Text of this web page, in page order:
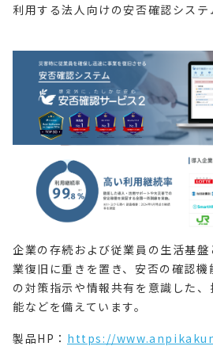
利用する法人向けの安否確認システ
企業の存続および従業員の生活基
業復旧に重きを置き、安否の確認機
の対策指示や情報共有を意識した
能などを備えています。
製品HP： https://